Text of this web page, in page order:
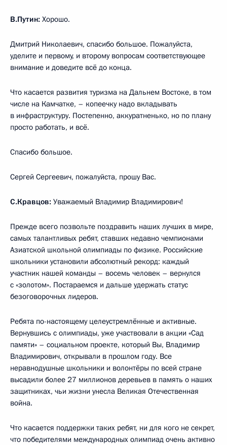
В.Путин: Хорошо.
Дмитрий Николаевич, спасибо большое. Пожалуйста,
уделите и первому, и второму вопросам соответствующее
внимание и доведите всё до конца.
Что касается развития туризма на Дальнем Востоке, в том
числе на Камчатке, – копеечку надо вкладывать
в инфраструктуру. Постепенно, аккуратненько, но по плану
просто работать, и всё.
Спасибо большое.
Сергей Сергеевич, пожалуйста, прошу Вас.
С.Кравцов: Уважаемый Владимир Владимирович!
Прежде всего позвольте поздравить наших лучших в мире,
самых талантливых ребят, ставших недавно чемпионами
Азиатской школьной олимпиады по физике. Российские
школьники установили абсолютный рекорд: каждый
участник нашей команды – восемь человек – вернулся
с «золотом». Постараемся и дальше удержать статус
безоговорочных лидеров.
Ребята по-настоящему целеустремлённые и активные.
Вернувшись с олимпиады, уже участвовали в акции «Сад
памяти» – социальном проекте, который Вы, Владимир
Владимирович, открывали в прошлом году. Все
неравнодушные школьники и волонтёры по всей стране
высадили более 27 миллионов деревьев в память о наших
защитниках, чьи жизни унесла Великая Отечественная
война.
Что касается поддержки таких ребят, ни для кого не секрет,
что победителями международных олимпиад очень активно